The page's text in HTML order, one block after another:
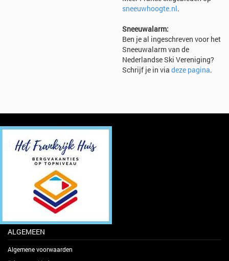
sneeuwhoogte.nl.
Sneeuwalarm:
Ben je al ingeschreven voor het
Sneeuwalarm van de
Nederlandse Ski Vereniging?
Schrijf je in via deze pagina.
ALGEMEEN
Algemene voorwaarden